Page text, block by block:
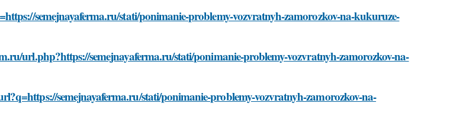
semejnayaferma.ru/stati/ponimanie-problemy-vozvratnyh-zamorozkov-na-kukuruze-
url.php?https://semejnayaferma.ru/stati/ponimanie-problemy-vozvratnyh-zamorozkov-na-
semejnayaferma.ru/stati/ponimanie-problemy-vozvratnyh-zamorozkov-na-